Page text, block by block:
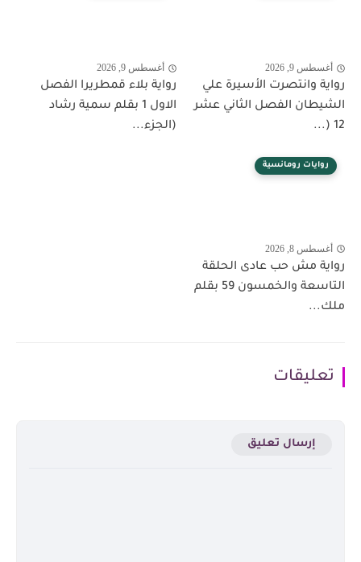
أغسطس 9, 2026
رواية وانتصرت الأسيرة علي
الشيطان الفصل الثاني عشر
12 (...
أغسطس 9, 2026
رواية بلاء قمطريرا الفصل
الاول 1 بقلم سمية رشاد
(الجزء...
روايات رومانسية
أغسطس 8, 2026
رواية مش حب عادى الحلقة
التاسعة والخمسون 59 بقلم
ملك...
تعليقات
إرسال تعليق